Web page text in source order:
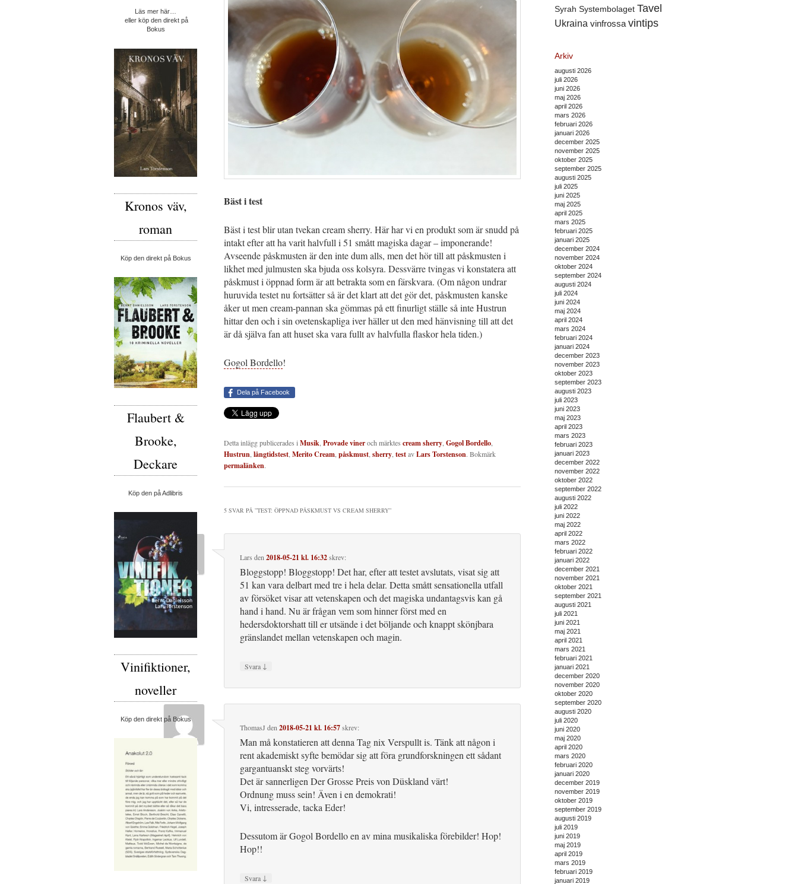
Bäst i test
Bäst i test blir utan tvekan cream sherry. Här har vi en produkt som är snudd på
intakt efter att ha varit halvfull i 51 smått magiska dagar – imponerande!
Avseende påskmusten är den inte dum alls, men det hör till att påskmusten i
likhet med julmusten ska bjuda oss kolsyra. Dessvärre tvingas vi konstatera att
påskmust i öppnad form är att betrakta som en färskvara. (Om någon undrar
huruvida testet nu fortsätter så är det klart att det gör det, påskmusten kanske
åker ut men cream-pannan ska gömmas på ett finurligt ställe så inte Hustrun
hittar den och i sin ovetenskapliga iver häller ut den med hänvisning till att det
är då själva fan att huset ska vara fullt av halvfulla flaskor hela tiden.)
Gogol Bordello!
Dela på Facebook
Detta inlägg publicerades i Musik Provade vineroch märktes cream sherry Gogol Bordello
Hustrun långtidstest Merito Cream påskmust sherry testavLars Torstenson. Bokmärk
permalänken.
5 SVAR PÅ ”TEST: ÖPPNAD PÅSKMUST VS CREAM SHERRY”
Lars den 2018-05-21 kl. 16:32skrev:
Bloggstopp! Bloggstopp! Det har, efter att testet avslutats, visat sig att
51 kan vara delbart med tre i hela delar. Detta smått sensationella utfall
av försöket visar att vetenskapen och det magiska undantagsvis kan gå
hand i hand. Nu är frågan vem som hinner först med en
hedersdoktorshatt till er utsände i det böljande och knappt skönjbara
gränslandet mellan vetenskapen och magin.
Svara ↓
ThomasJ den 2018-05-21 kl. 16:57skrev:
Man må konstatieren att denna Tag nix Verspullt is. Tänk att någon i
rent akademiskt syfte bemödar sig att föra grundforskningen ett sådant
gargantuanskt steg vorvärts!
Det är sannerligen Der Grosse Preis von Düskland värt!
Ordnung muss sein! Även i en demokrati!
Vi, intresserade, tacka Eder!
Dessutom är Gogol Bordello en av mina musikaliska förebilder! Hop!
Hop!!
Svara ↓
Syrah Systembolaget Tavel
Ukraina vinfrossa vintips
Arkiv
augusti 2026
juli 2026
juni 2026
maj 2026
april 2026
mars 2026
februari 2026
januari 2026
december 2025
november 2025
oktober 2025
september 2025
augusti 2025
juli 2025
juni 2025
maj 2025
april 2025
mars 2025
februari 2025
januari 2025
december 2024
november 2024
oktober 2024
september 2024
augusti 2024
juli 2024
juni 2024
maj 2024
april 2024
mars 2024
februari 2024
januari 2024
december 2023
november 2023
oktober 2023
september 2023
augusti 2023
juli 2023
juni 2023
maj 2023
april 2023
mars 2023
februari 2023
januari 2023
december 2022
november 2022
oktober 2022
september 2022
augusti 2022
juli 2022
juni 2022
maj 2022
april 2022
mars 2022
februari 2022
januari 2022
december 2021
november 2021
oktober 2021
september 2021
augusti 2021
juli 2021
juni 2021
maj 2021
april 2021
mars 2021
februari 2021
januari 2021
december 2020
november 2020
oktober 2020
september 2020
augusti 2020
juli 2020
juni 2020
maj 2020
april 2020
mars 2020
februari 2020
januari 2020
december 2019
november 2019
oktober 2019
september 2019
augusti 2019
juli 2019
juni 2019
maj 2019
april 2019
mars 2019
februari 2019
januari 2019
Läs mer här…
eller köp den direkt på
Bokus
Kronos väv,
roman
Köp den direkt på Bokus
Flaubert &
Brooke,
Deckare
Köp den på Adlibris
Vinifiktioner,
noveller
Köp den direkt på Bokus